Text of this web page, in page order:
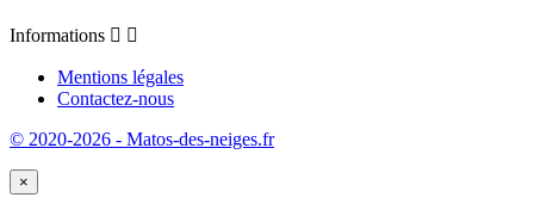
Informations  
Mentions légales
Contactez-nous
© 2020-2026 - Matos-des-neiges.fr
×